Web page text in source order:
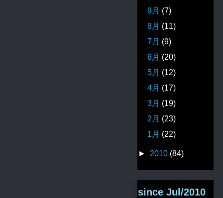
9月 (7)
8月 (11)
7月 (9)
6月 (20)
5月 (12)
4月 (17)
3月 (19)
2月 (23)
1月 (22)
► 2010 (84)
since Jul/2010